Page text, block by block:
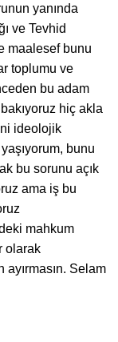
yanında
ve Tevhid
maalesef bunu
toplumu ve
bu adam
hiç akla
ideolojik
bunu
bu sorunu açık
ama iş bu
mahkum
olarak
Selam